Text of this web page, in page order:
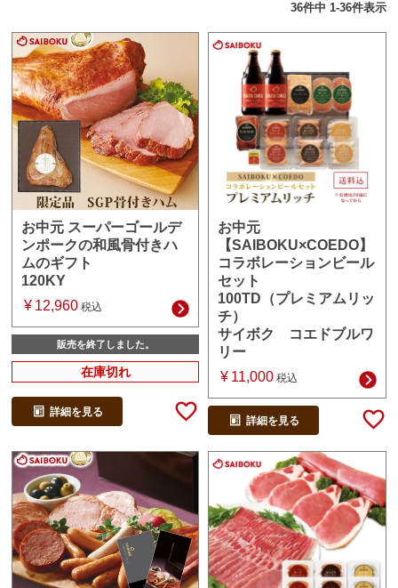
36件中 1-36件表示
お中元 スーパーゴールデ
ンポークの和風骨付きハ
ムのギフト
120KY
¥ 12,960 税込
販売を終了しました。
在庫切れ
詳細を見る
お中元
【SAIBOKU×COEDO】
コラボレーションビール
セット
100TD（プレミアムリッ
チ）
サイボク コエドブルワ
リー
¥ 11,000 税込
詳細を見る